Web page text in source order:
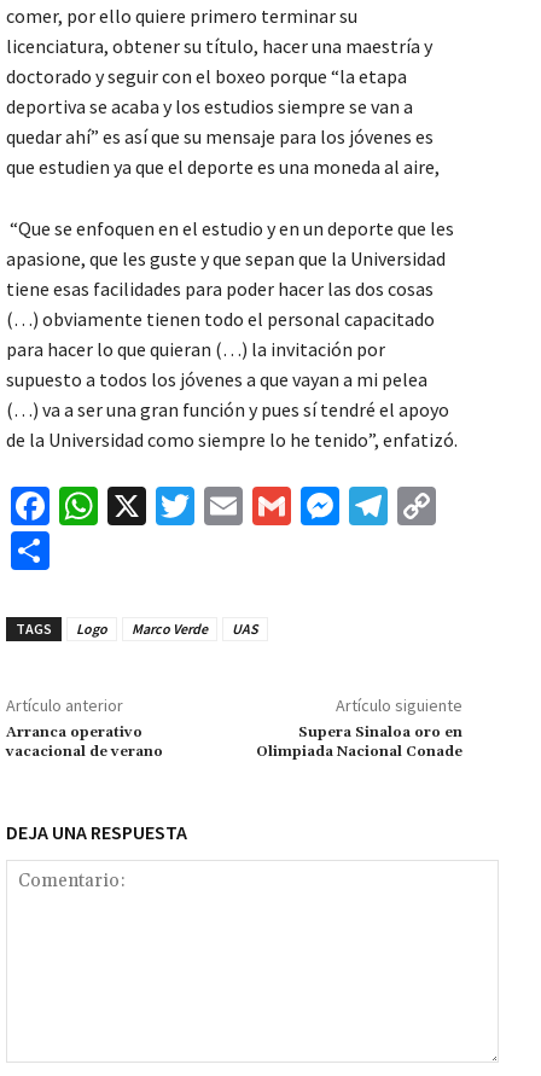
comer, por ello quiere primero terminar su
licenciatura, obtener su título, hacer una maestría y
doctorado y seguir con el boxeo porque “la etapa
deportiva se acaba y los estudios siempre se van a
quedar ahí” es así que su mensaje para los jóvenes es
que estudien ya que el deporte es una moneda al aire,
“Que se enfoquen en el estudio y en un deporte que les
apasione, que les guste y que sepan que la Universidad
tiene esas facilidades para poder hacer las dos cosas
(…) obviamente tienen todo el personal capacitado
para hacer lo que quieran (…) la invitación por
supuesto a todos los jóvenes a que vayan a mi pelea
(…) va a ser una gran función y pues sí tendré el apoyo
de la Universidad como siempre lo he tenido”, enfatizó.
Fa
o
k
W
sA
p
X
T
er
E
l
G
M
r
Te
n
k
m
ar
tir
TAGS Logo Marco Verde UAS
Artículo anterior
Arranca operativo
vacacional de verano
Artículo siguiente
Supera Sinaloa oro en
Olimpiada Nacional Conade
DEJA UNA RESPUESTA